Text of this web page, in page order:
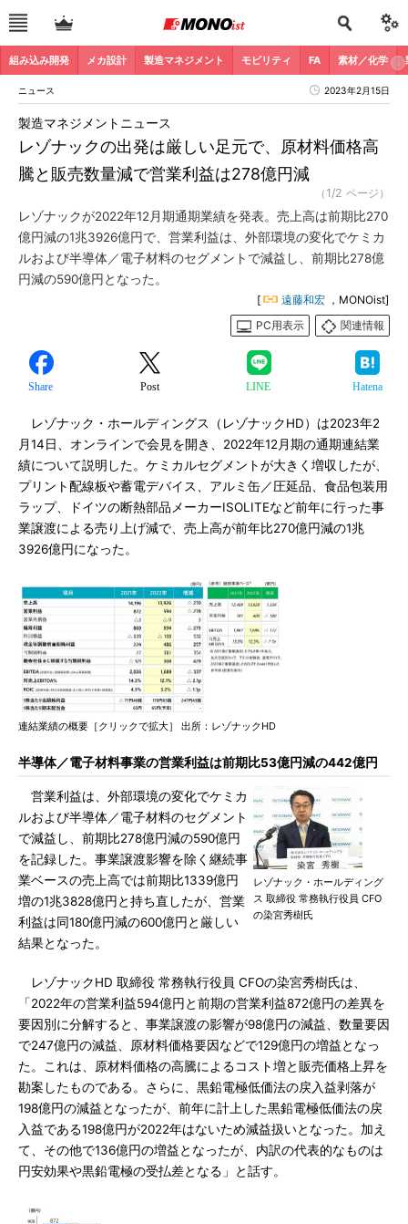
組み込み開発 メカ設計 製造マネジメント モビリティ FA 素材／化学
ニュース 2023年2月15日
レゾナックの出発は厳しい足元で、原材料価格高
騰と販売数量減で営業利益は278億円減
製造マネジメントニュース
（1/2 ページ）
レゾナックが2022年12月期通期業績を発表。売上高は前期比270
億円減の1兆3926億円で、営業利益は、外部環境の変化でケミカ
ルおよび半導体／電子材料のセグメントで減益し、前期比278億
円減の590億円となった。
[ 遠藤和宏 ，MONOist]
PC用表示
関連情報
Share Post LINE Hatena
レゾナック・ホールディングス（レゾナックHD）は2023年2
月14日、オンラインで会見を開き、2022年12月期の通期連結業
績について説明した。ケミカルセグメントが大きく増収したが、
プリント配線板や蓄電デバイス、アルミ缶／圧延品、食品包装用
ラップ、ドイツの断熱部品メーカーISOLITEなど前年に行った事
業譲渡による売り上げ減で、売上高が前年比270億円減の1兆
3926億円になった。
連結業績の概要［クリックで拡大］ 出所：レゾナックHD
半導体／電子材料事業の営業利益は前期比53億円減の442億円
レゾナック・ホールディング
ス 取締役 常務執行役員 CFO
の染宮秀樹氏
営業利益は、外部環境の変化でケミカ
ルおよび半導体／電子材料のセグメント
で減益し、前期比278億円減の590億円
を記録した。事業譲渡影響を除く継続事
業ベースの売上高では前期比1339億円
増の1兆3828億円と持ち直したが、営業
利益は同180億円減の600億円と厳しい
結果となった。
レゾナックHD 取締役 常務執行役員 CFOの染宮秀樹氏は、
「2022年の営業利益594億円と前期の営業利益872億円の差異を
要因別に分解すると、事業譲渡の影響が98億円の減益、数量要因
で247億円の減益、原材料価格要因などで129億円の増益となっ
た。これは、原材料価格の高騰によるコスト増と販売価格上昇を
勘案したものである。さらに、黒鉛電極低価法の戻入益剥落が
198億円の減益となったが、前年に計上した黒鉛電極低価法の戻
入益である198億円が2022年はないため減益扱いとなった。加え
て、その他で136億円の増益となったが、内訳の代表的なものは
円安効果や黒鉛電極の受払差となる」と話す。